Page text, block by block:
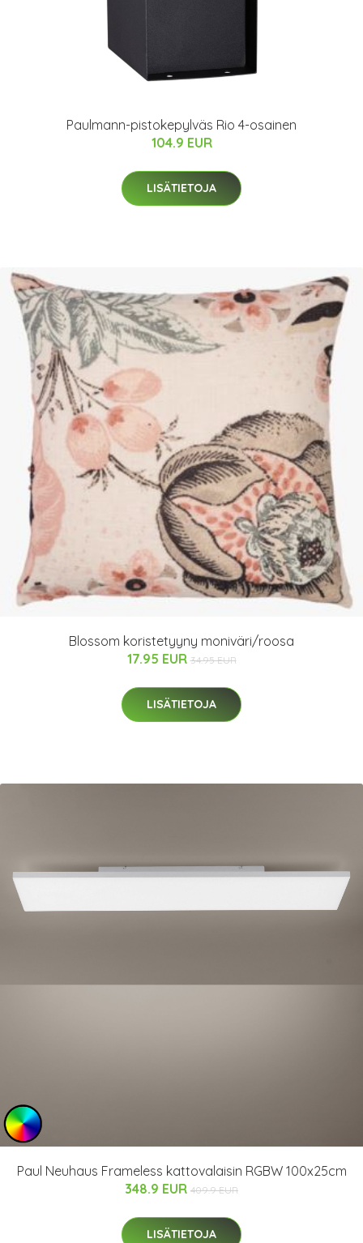
Paulmann-pistokepylväs Rio 4-osainen
104.9 EUR
LISÄTIETOJA
Blossom koristetyyny moniväri/roosa
17.95 EUR 34.95 EUR
LISÄTIETOJA
Paul Neuhaus Frameless kattovalaisin RGBW 100x25cm
348.9 EUR 409.9 EUR
LISÄTIETOJA